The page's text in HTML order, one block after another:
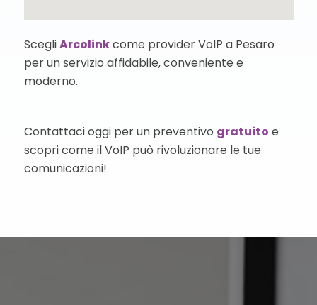
ScegliArcolinkcome provider VoIP a Pesaro
per un servizio affidabile, conveniente e
moderno.
Contattaci oggi per un preventivo gratuito e
scopri come il VoIP può rivoluzionare le tue
comunicazioni!